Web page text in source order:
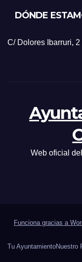
DÓNDE
C/ Dolores Ibarruri,
Web oficial
Funciona gracias a
Tu AyuntamientoNuestro